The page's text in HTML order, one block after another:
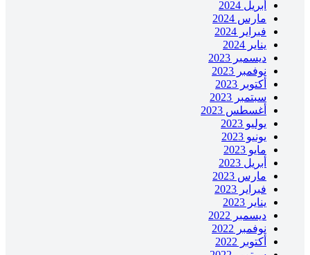
أبريل 2024
مارس 2024
فبراير 2024
يناير 2024
ديسمبر 2023
نوفمبر 2023
أكتوبر 2023
سبتمبر 2023
أغسطس 2023
يوليو 2023
يونيو 2023
مايو 2023
أبريل 2023
مارس 2023
فبراير 2023
يناير 2023
ديسمبر 2022
نوفمبر 2022
أكتوبر 2022